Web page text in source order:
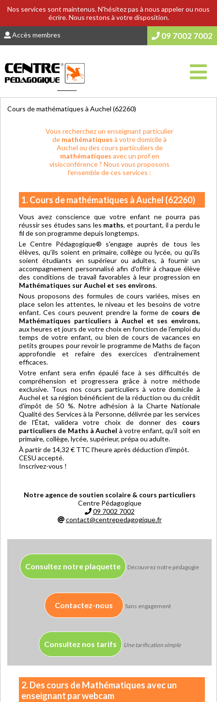
Nos services sont maintenus. N'hésitez pas à nous appeler ou nous
écrire. Nous restons à votre disposition.
Accès membres 09 7002 7002
Cours de mathématiques à Auchel (62260)
Vous recherchez un enseignant particulier
de mathématiques à votre domicile à
Auchel ou des cours particuliers de
mathématiques avec un prof en
visioconférence ? Nous vous proposons
l’ensemble de ces services :
1. Cours de mathématiques à Auchel (62260)
Vous avez conscience que votre enfant ne pourra pas
réussir ses études sans les maths, et pourtant, il a perdu le
fil de son programme depuis longtemps.
Le Centre Pédagogique® s'engage auprès de tous les
élèves, qu'ils soient en primaire, collège ou lycée, ou qu'ils
soient étudiants en supérieur ou adultes, à fournir un
accompagnement personnalisé afin d'offrir à chaque élève
des conditions de travail favorables à leur progression en
Mathématiques sur Auchel et ses environs.
Nous proposons des formules de cours variées, mises en
place selon les attentes, le niveau et les besoins de votre
enfant. Ces cours peuvent prendre la forme de cours de
Mathématiques particuliers à Auchel et ses environs,
aux heures et jours de votre choix en fonction de l'emploi du
temps de votre enfant, ou bien de cours de vacances en
petits groupes pour revoir le programme de Maths de façon
approfondie et refaire des exercices d'entraînement
efficaces.
Votre enfant sera enfin épaulé face à ses difficultés de
compréhension et progressera grâce à notre méthode
exclusive. Tous nos cours particuliers à votre domicile à
Auchel et sa région bénéficient de la réduction ou du crédit
d'impôt de 50 %. Notre adhésion à la Charte Nationale
Qualité des Services à la Personne, délivrée par les services
de l'État, validera votre choix de donner des cours
particuliers de Maths à Auchel à votre enfant, qu'il soit en
primaire, collège, lycée, supérieur, prépa ou adulte.
À partir de 14,32 € TTC l'heure après déduction d'impôt.
CESU accepté.
Inscrivez-vous !
Notre agence de soutien scolaire & cours particuliers
Centre Pédagogique
09 7002 7002
contact@centrepedagogique.fr
Consultez notre plaquette Découvrez notre pédagogie
Contactez-nous Sans engagement
Consultez nos tarifs Une tarification simple
2. Des cours de Mathématiques avec un
enseignant par webcam